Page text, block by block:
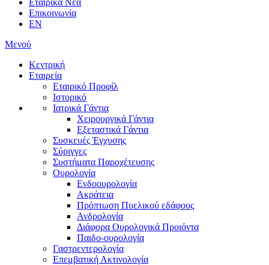
Εταιρικά Νέα
Επικοινωνία
EN
Μενού
Κεντρική
Εταιρεία
Εταιρικό Προφίλ
Ιστορικό
Ιατρικά Γάντια
Χειρουργικά Γάντια
Εξεταστικά Γάντια
Συσκευές Έγχυσης
Σύριγγες
Συστήματα Παροχέτευσης
Ουρολογία
Ενδοουρολογία
Ακράτεια
Πρόπτωση Πυελικού εδάφους
Ανδρολογία
Διάφορα Ουρολογικά Προιόντα
Παιδο-ουρολογία
Γαστρεντερολογία
Επεμβατική Ακτινολογία